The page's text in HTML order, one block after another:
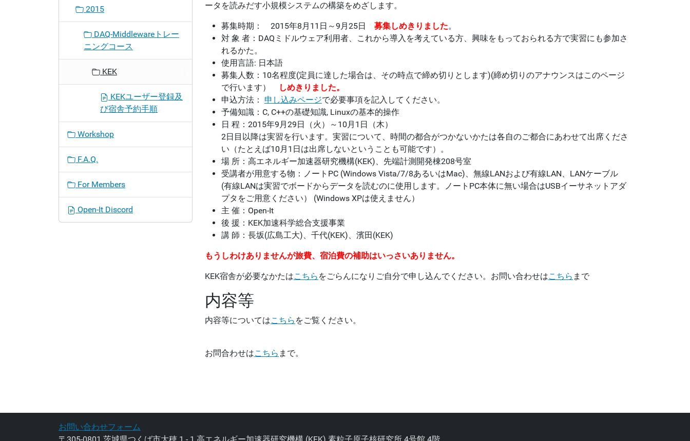
ータを読みだす小規模システムの構築をめざします。
募集時期： 2015年8月11日～9月25日 募集しめきりました。
対 象 者：DAQミドルウェア利用者、これから導入を考えている方、興味をもっておられる方で実習にも参加さ
れるかた。
使用言語: 日本語
募集人数：10名程度(定員に達した場合は、その時点で締め切りとします)(締め切りのアナウンスはこのページ
で行います）
しめきりました。
申込方法： 申し込みページで必要事項を記入してください。
予備知識：C, C++の基礎知識, Linuxの基本的操作
日 程：2015年9月29日（火）～10月1日（木）
2日目以降は実習を行います。実習について、時間の都合がつかないかたは各自のご都合にあわせて出席くださ
い（たとえば10月1日は出席しないということも可能です）。
場 所：高エネルギー加速器研究機構(KEK)、先端計測開発棟208号室
受講者が用意する物：ノートPC (Windows Vista/7/8あるいはMac)、無線LANおよび有線LAN、LANケーブル
(有線LANは実習でボードからデータを読むのに使用します。ノートPC本体に無い場合はUSBイーサネットアダ
プタをご用意ください） (Windows XPは使えません）
主 催：Open-It
後 援：KEK加速科学総合支援事業
講 師：長坂(広島工大)、千代(KEK)、濱田(KEK)
もうしわけありませんが旅費、宿泊費の補助はいっさいありません。
KEK宿舎が必要なかたはこちら をごらんになりご自分で申し込んでください。お問い合わせはこちら まで
内容等
内容等についてはこちら をご覧ください。
お問合わせはこちら まで。
2015
DAQ-Middlewareトレー
ニングコース
KEK
KEKユーザー登録及
び宿舎予約手順
Workshop
F.A.Q.
For Members
Open-It Discord
お問い合わせフォーム